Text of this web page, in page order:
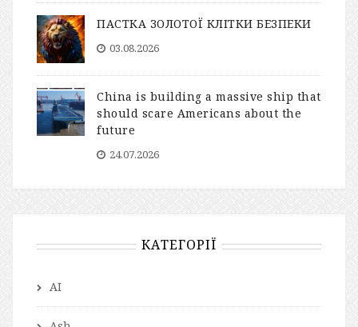
ПАСТКА ЗОЛОТОЇ КЛІТКИ БЕЗПЕКИ
03.08.2026
China is building a massive ship that
should scare Americans about the
future
24.07.2026
КАТЕГОРІЇ
AI